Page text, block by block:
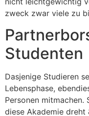
zweck zwar viele zu
Studenten
Dasjenige Studieren
Lebensphase,
Personen mitmachen.
diese Akademie dreht